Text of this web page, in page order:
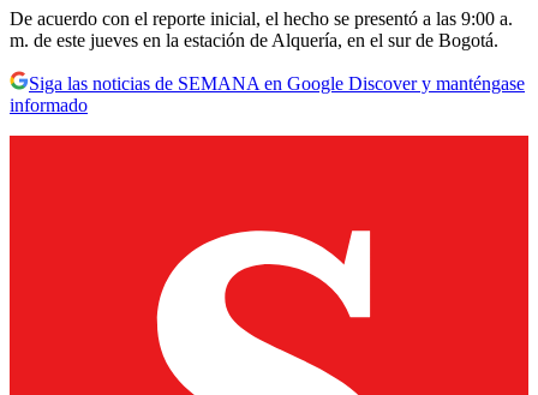
De acuerdo con el reporte inicial, el hecho se presentó a las 9:00 a.
m. de este jueves en la estación de Alquería, en el sur de Bogotá.
Siga las noticias de SEMANA en Google Discover y manténgase
informado